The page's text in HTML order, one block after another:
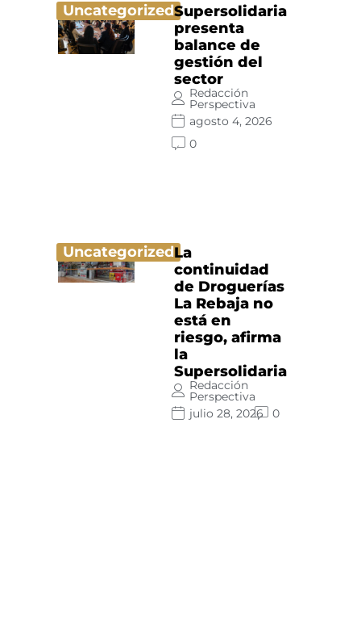
UncategorizedSupersolidaria
presenta
balance de
gestión del
sector
Redacción
Perspectiva
agosto 4, 2026
0
UncategorizedLa
continuidad
de Droguerías
La Rebaja no
está en
riesgo, afirma
la
Supersolidaria
Redacción
Perspectiva
julio 28, 2026
0